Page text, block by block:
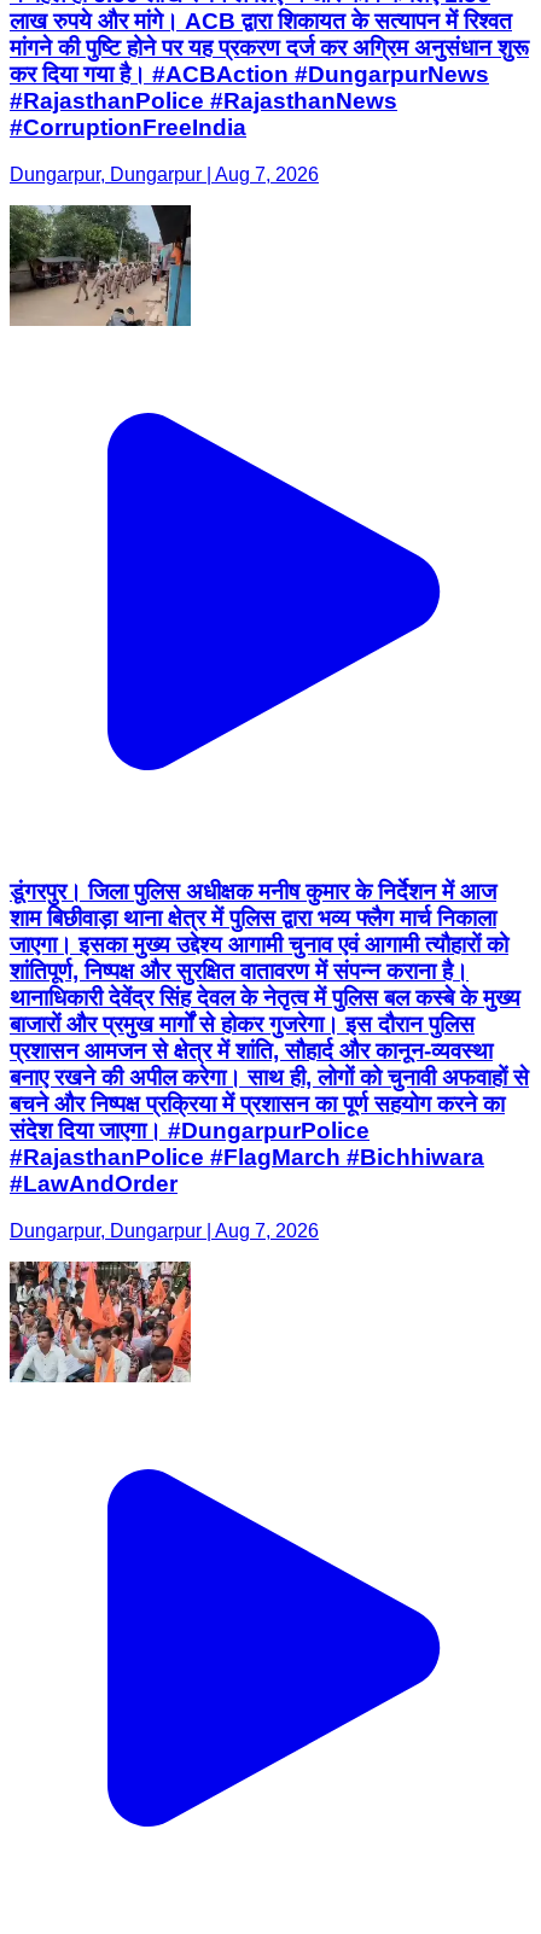
लाख रुपये और मांगे। ACB द्वारा शिकायत के सत्यापन में रिश्वत
मांगने की पुष्टि होने पर यह प्रकरण दर्ज कर अग्रिम अनुसंधान शुरू
कर दिया गया है। #ACBAction #DungarpurNews
#RajasthanPolice #RajasthanNews
#CorruptionFreeIndia
Dungarpur, Dungarpur | Aug 7, 2026
डूंगरपुर। जिला पुलिस अधीक्षक मनीष कुमार के निर्देशन में आज
शाम बिछीवाड़ा थाना क्षेत्र में पुलिस द्वारा भव्य फ्लैग मार्च निकाला
जाएगा। इसका मुख्य उद्देश्य आगामी चुनाव एवं आगामी त्यौहारों को
शांतिपूर्ण, निष्पक्ष और सुरक्षित वातावरण में संपन्न कराना है।
थानाधिकारी देवेंद्र सिंह देवल के नेतृत्व में पुलिस बल कस्बे के मुख्य
बाजारों और प्रमुख मार्गों से होकर गुजरेगा। इस दौरान पुलिस
प्रशासन आमजन से क्षेत्र में शांति, सौहार्द और कानून-व्यवस्था
बनाए रखने की अपील करेगा। साथ ही, लोगों को चुनावी अफवाहों से
बचने और निष्पक्ष प्रक्रिया में प्रशासन का पूर्ण सहयोग करने का
संदेश दिया जाएगा। #DungarpurPolice
#RajasthanPolice #FlagMarch #Bichhiwara
#LawAndOrder
Dungarpur, Dungarpur | Aug 7, 2026